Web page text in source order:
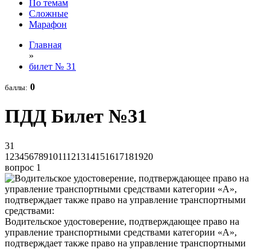
По темам
Сложные
Марафон
Главная
»
билет № 31
баллы: 0
ПДД Билет №31
31
1 234567891011121314151617181920
вопрос 1
Водительское удостоверение, подтверждающее право на
управление транспортными средствами категории «А»,
подтверждает также право на управление транспортными